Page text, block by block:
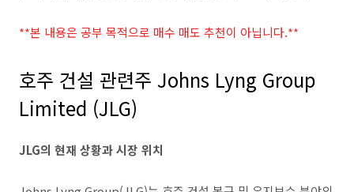
**본 내용은 공부 목적으로 매수 매도 추천이 아닙니다.**
호주 건설 관련주 Johns Lyng Group
Limited (JLG)
JLG의 현재 상황과 시장 위치